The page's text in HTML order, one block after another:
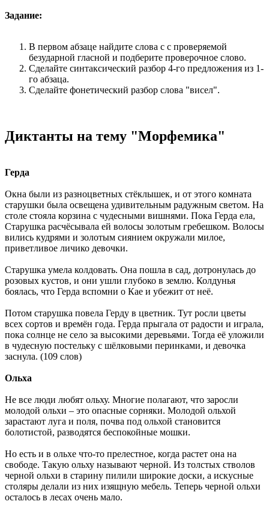
Задание:
В первом абзаце найдите слова с с проверяемой
безударной гласной и подберите проверочное слово.
Сделайте синтаксический разбор 4-го предложения из 1-
го абзаца.
Сделайте фонетический разбор слова "висел".
Диктанты на тему "Морфемика"
Герда
Окна были из разноцветных стёклышек, и от этого комната
старушки была освещена удивительным радужным светом. На
столе стояла корзина с чудесными вишнями. Пока Герда ела,
Старушка расчёсывала ей волосы золотым гребешком. Волосы
вились кудрями и золотым сиянием окружали милое,
приветливое личико девочки.
Старушка умела колдовать. Она пошла в сад, дотронулась до
розовых кустов, и они ушли глубоко в землю. Колдунья
боялась, что Герда вспомни о Кае и убежит от неё.
Потом старушка повела Герду в цветник. Тут росли цветы
всех сортов и времён года. Герда прыгала от радости и играла,
пока солнце не село за высокими деревьями. Тогда её уложили
в чудесную постельку с шёлковыми перинками, и девочка
заснула. (109 слов)
Ольха
Не все люди любят ольху. Многие полагают, что заросли
молодой ольхи – это опасные сорняки. Молодой ольхой
зарастают луга и поля, почва под ольхой становится
болотистой, разводятся беспокойные мошки.
Но есть и в ольхе что-то прелестное, когда растет она на
свободе. Такую ольху называют черной. Из толстых стволов
черной ольхи в старину пилили широкие доски, а искусные
столяры делали из них изящную мебель. Теперь черной ольхи
осталось в лесах очень мало.